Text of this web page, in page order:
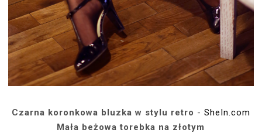
Czarna koronkowa bluzka w stylu retro - SheIn.com
Mała beżowa torebka na złotym